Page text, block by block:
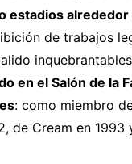
estadios
de trabajos
en el Salón de la
: como miembro
de Cream en 1993